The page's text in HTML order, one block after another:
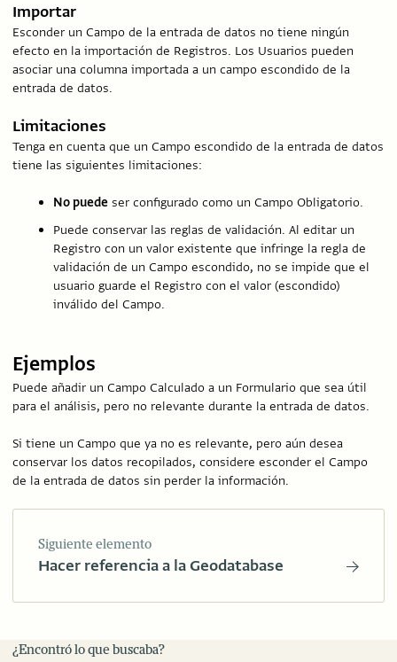
Importar
Esconder un Campo de la entrada de datos no tiene ningún
efecto en la importación de Registros. Los Usuarios pueden
asociar una columna importada a un campo escondido de la
entrada de datos.
Limitaciones
Tenga en cuenta que un Campo escondido de la entrada de datos
tiene las siguientes limitaciones:
No puede ser configurado como un Campo Obligatorio.
Puede conservar las reglas de validación. Al editar un
Registro con un valor existente que infringe la regla de
validación de un Campo escondido, no se impide que el
usuario guarde el Registro con el valor (escondido)
inválido del Campo.
Ejemplos
Puede añadir un Campo Calculado a un Formulario que sea útil
para el análisis, pero no relevante durante la entrada de datos.
Si tiene un Campo que ya no es relevante, pero aún desea
conservar los datos recopilados, considere esconder el Campo
de la entrada de datos sin perder la información.
Siguiente elemento
Hacer referencia a la Geodatabase
¿Encontró lo que buscaba?